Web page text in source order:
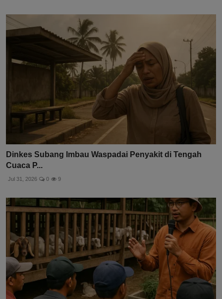
Dinkes Subang Imbau Waspadai Penyakit di Tengah
Cuaca P...
Jul 31, 2026 0 9